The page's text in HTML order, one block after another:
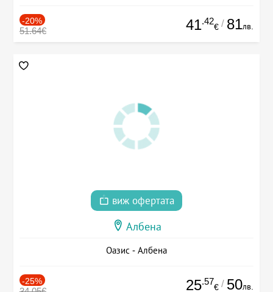
-20%
51.64€ 41.42
€ / 81лв.
виж офертата
Албена
Оазис - Албена
-25% 25.57
€ / 50лв.